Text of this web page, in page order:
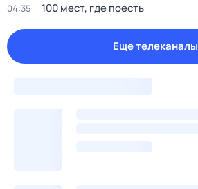
04:35 100 мест, гдe поеcть
Еще телеканалы